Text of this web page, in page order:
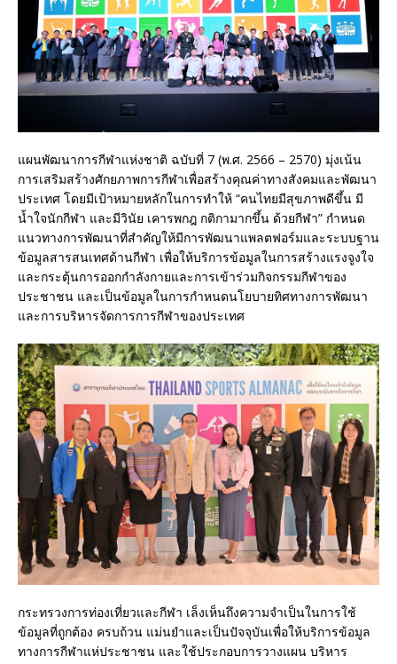
แผนพัฒนาการกีฬาแห่งชาติ ฉบับที่ 7 (พ.ศ. 2566 – 2570) มุ่งเน้น
การเสริมสร้างศักยภาพการกีฬาเพื่อสร้างคุณค่าทางสังคมและพัฒนา
ประเทศ โดยมีเป้าหมายหลักในการทำให้ “คนไทยมีสุขภาพดีขึ้น มี
น้ำใจนักกีฬา และมีวินัย เคารพกฎ กติกามากขึ้น ด้วยกีฬา” กำหนด
แนวทางการพัฒนาที่สำคัญให้มีการพัฒนาแพลตฟอร์มและระบบฐาน
ข้อมูลสารสนเทศด้านกีฬา เพื่อให้บริการข้อมูลในการสร้างแรงจูงใจ
และกระตุ้นการออกกำลังกายและการเข้าร่วมกิจกรรมกีฬาของ
ประชาชน และเป็นข้อมูลในการกำหนดนโยบายทิศทางการพัฒนา
และการบริหารจัดการการกีฬาของประเทศ
กระทรวงการท่องเที่ยวและกีฬา เล็งเห็นถึงความจำเป็นในการใช้
ข้อมูลที่ถูกต้อง ครบถ้วน แม่นยำและเป็นปัจจุบันเพื่อให้บริการข้อมูล
ทางการกีฬาแห่ประชาชน และใช้ประกอบการวางแผน บริหาร